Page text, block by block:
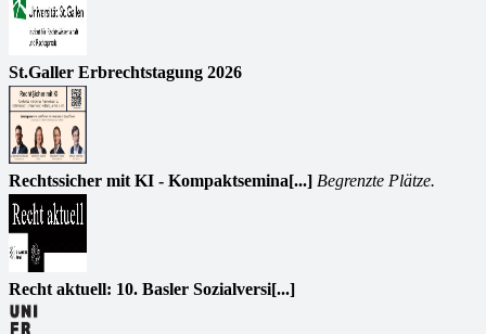
St.Galler Erbrechtstagung 2026
Rechtssicher mit KI - Kompaktsemina[...] Begrenzte Plätze.
Recht aktuell: 10. Basler Sozialversi[...]